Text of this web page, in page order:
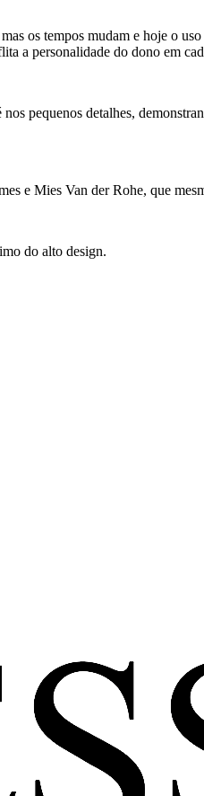
os tempos mudam e hoje o
a personalidade do dono em
pequenos detalhes,
e Mies Van der Rohe, que
do alto design.